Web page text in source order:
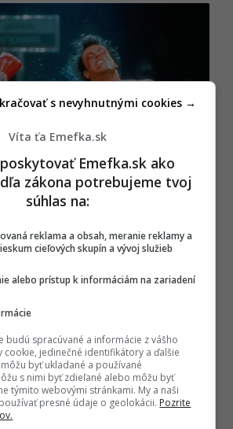
článku nájdeš na ďalšej
strane
ĎALEJ
Víta ťa Emefka.sk
Emefka.sk ako
zákona potrebujeme tvoj
súhlas na:
reklama a obsah, meranie reklamy a
cieľových skupín a vývoj služieb
alebo prístup k informáciám na zariadení
budú spracúvané a informácie z vášho
cookie, jedinečné identifikátory a ďalšie
byť ukladané a používané
s nimi byť zdieľané alebo môžu byť
týmito webovými stránkami. My a naši
presné údaje o geolokácii. Pozrite
s nevyhnutnými cookies →